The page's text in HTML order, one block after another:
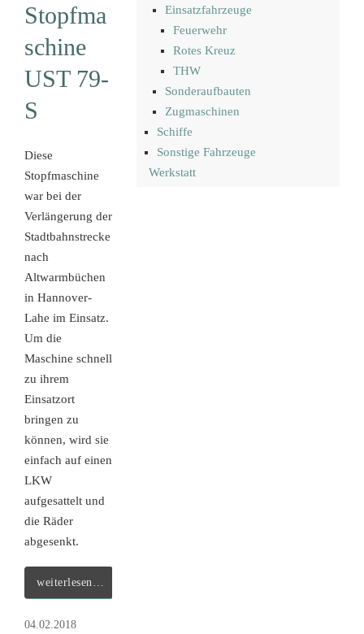
Stopfma
schine
UST 79-
S
Diese
Stopfmaschine
war bei der
Verlängerung der
Stadtbahnstrecke
nach
Altwarmbüchen
in Hannover-
Lahe im Einsatz.
Um die
Maschine schnell
zu ihrem
Einsatzort
bringen zu
können, wird sie
einfach auf einen
LKW
aufgesattelt und
die Räder
abgesenkt.
weiterlesen…
04.02.2018
Einsatzfahrzeuge
Feuerwehr
Rotes Kreuz
THW
Sonderaufbauten
Zugmaschinen
Schiffe
Sonstige Fahrzeuge
Werkstatt